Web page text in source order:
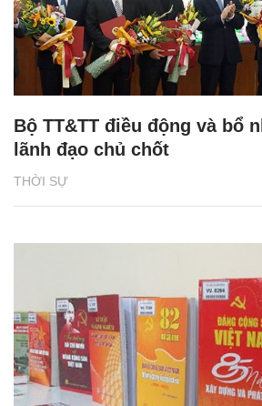
THỜI SỰ
Bộ TT&TT điều động và bổ
lãnh đạo chủ chốt